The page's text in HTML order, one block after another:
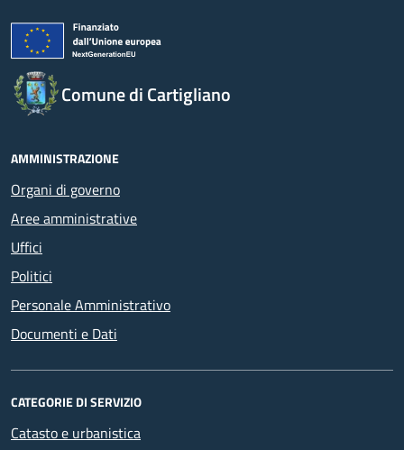
Comune di Cartigliano
AMMINISTRAZIONE
Organi di governo
Aree amministrative
Uffici
Politici
Personale Amministrativo
Documenti e Dati
CATEGORIE DI SERVIZIO
Catasto e urbanistica